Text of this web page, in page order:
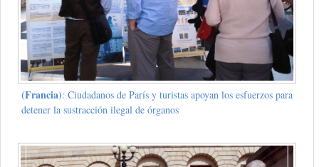
(Francia): Ciudadanos de París y turistas apoyan los esfuerzos para
detener la sustracción ilegal de órganos